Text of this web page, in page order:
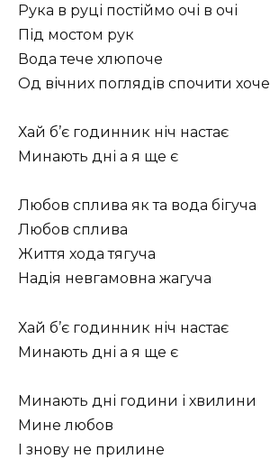
Рука в руці постіймо очі в очі
Під мостом рук
Вода тече хлюпоче
Од вічних поглядів спочити хоче
Хай б’є годинник ніч настає
Минають дні а я ще є
Любов сплива як та вода бігуча
Любов сплива
Життя хода тягуча
Надія невгамовна жагуча
Хай б’є годинник ніч настає
Минають дні а я ще є
Минають дні години і хвилини
Мине любов
І знову не прилине